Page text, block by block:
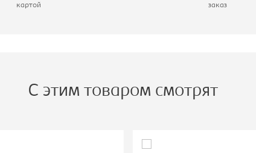
картой
заказ
С этим товаром смотрят